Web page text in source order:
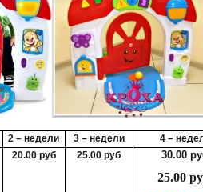
2 – недели 3 – недели
4 –
20.00 руб 25.00 руб 30.00
25.00